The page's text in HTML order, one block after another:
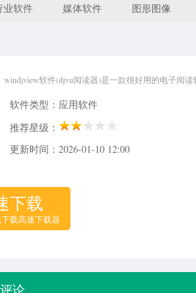
业软件 媒体软件 图形图像
windjview软件(djvu阅读器)是一款很好用的电子阅读
软件类型：应用软件
推荐星级：
更新时间：2026-01-10 12:00
下载
载高速下载器
论